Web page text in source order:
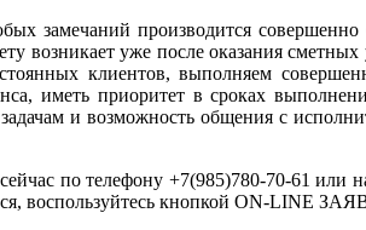
замечаний производится совершенно
возникает уже после оказания
клиентов, выполняем
иметь приоритет в сроках
и возможность общения с
по телефону +7(985)780-70-61 или
воспользуйтесь кнопкой ON-LINE